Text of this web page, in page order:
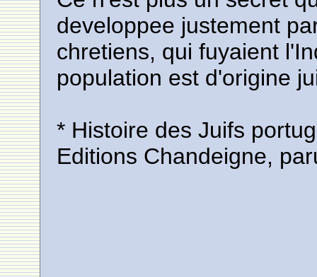
developpee justement
chretiens, qui fuyaient
population est d'origine
* Histoire des Juifs
Editions Chandeigne,